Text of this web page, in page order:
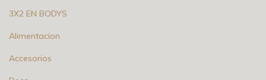
3X2 EN BODYS
Alimentacion
Accesorios